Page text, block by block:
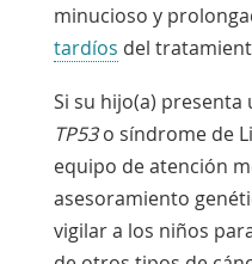
minucioso y
tardíos del
Si su hijo(a)
TP53o síndrome de
equipo de atención
asesoramiento
vigilar a los niños